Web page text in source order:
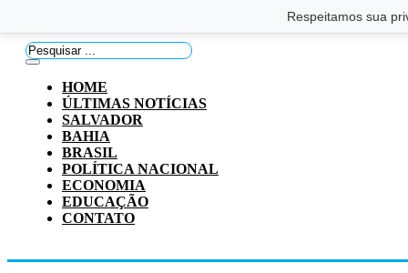
Respeitamos sua
Pesquisar
...
HOME
ÚLTIMAS NOTÍCIAS
SALVADOR
BAHIA
BRASIL
POLÍTICA NACIONAL
ECONOMIA
EDUCAÇÃO
CONTATO